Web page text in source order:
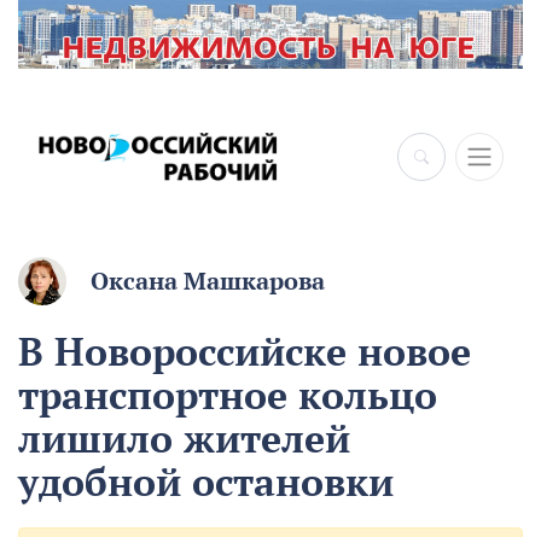
×
Оксана Машкарова
В Новороссийске новое
транспортное кольцо
лишило жителей
удобной остановки